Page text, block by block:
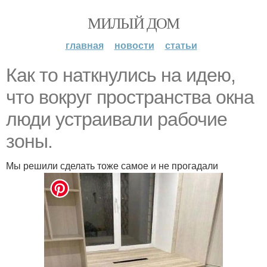
МИЛЫЙ ДОМ
главная новости статьи
Как то наткнулись на идею,
что вокруг пространства окна
люди устраивали рабочие
зоны.
Мы решили сделать тоже самое и не прогадали